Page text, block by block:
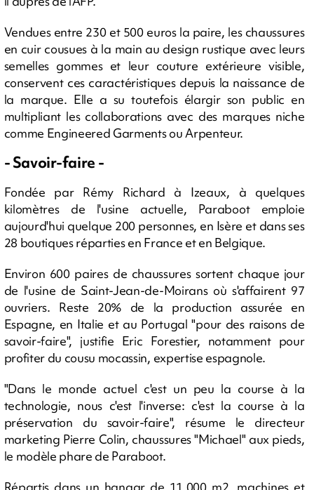
Vendues entre 230 et 500 euros la paire, les chaussures
en cuir cousues à la main au design rustique avec leurs
semelles gommes et leur couture extérieure visible,
conservent ces caractéristiques depuis la naissance de
la marque. Elle a su toutefois élargir son public en
multipliant les collaborations avec des marques niche
comme Engineered Garments ou Arpenteur.
- Savoir-faire -
Fondée par Rémy Richard à Izeaux, à quelques
kilomètres de l'usine actuelle, Paraboot emploie
aujourd'hui quelque 200 personnes, en Isère et dans ses
28 boutiques réparties en France et en Belgique.
Environ 600 paires de chaussures sortent chaque jour
de l'usine de Saint-Jean-de-Moirans où s'affairent 97
ouvriers. Reste 20% de la production assurée en
Espagne, en Italie et au Portugal "pour des raisons de
savoir-faire", justifie Eric Forestier, notamment pour
profiter du cousu mocassin, expertise espagnole.
"Dans le monde actuel c'est un peu la course à la
technologie, nous c'est l'inverse: c'est la course à la
préservation du savoir-faire", résume le directeur
marketing Pierre Colin, chaussures "Michael" aux pieds,
le modèle phare de Paraboot.